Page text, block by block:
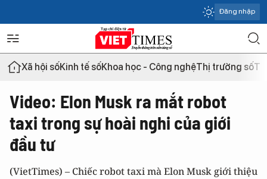
Đăng nhập
Xã hội sốKinh tế sốKhoa học - Công nghệThị trường số
Video: Elon Musk ra mắt robot
taxi trong sự hoài nghi của giới
đầu tư
(VietTimes) – Chiếc robot taxi mà Elon Musk giới thiệu